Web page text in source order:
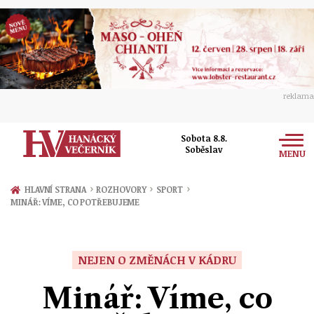
reklama
Sobota 8.8.
Soběslav
MENU
Zprávy
Přerov
Ekonomika
Ženy
Sport
HLAVNÍ STRANA › ROZHOVORY › SPORT ›
MINÁŘ: VÍME, CO POTŘEBUJEME
NEJEN O ZMĚNÁCH V KÁDRU
Minář: Víme, co